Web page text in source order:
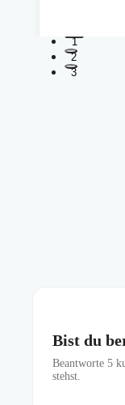
1
2
3
Bist du
Beantworte 5
stehst.